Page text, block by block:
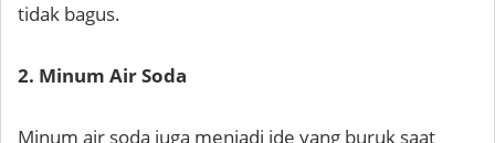
tidak bagus.
2. Minum Air Soda
Minum air soda juga menjadi ide yang buruk saat